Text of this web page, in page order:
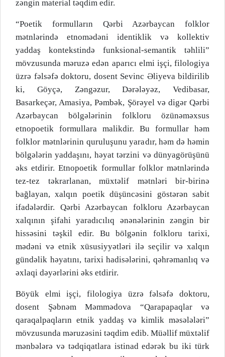
zəngin material təqdim edir.
“Poetik formulların Qərbi Azərbaycan folklor
mətnlərində etnomədəni identiklik və kollektiv
yaddaş kontekstində funksional-semantik təhlili”
mövzusunda məruzə edən aparıcı elmi işçi, filologiya
üzrə fəlsəfə doktoru, dosent Sevinc Əliyeva bildirilib
ki, Göyçə, Zəngəzur, Dərələyəz, Vedibasar,
Basarkeçər, Amasiya, Pəmbək, Şörəyel və digər Qərbi
Azərbaycan bölgələrinin folkloru özünəməxsus
etnopoetik formullara malikdir. Bu formullar həm
folklor mətnlərinin quruluşunu yaradır, həm də həmin
bölgələrin yaddaşını, həyat tərzini və dünyagörüşünü
əks etdirir. Etnopoetik formullar folklor mətnlərində
tez-tez təkrarlanan, müxtəlif mətnləri bir-birinə
bağlayan, xalqın poetik düşüncəsini göstərən sabit
ifadələrdir. Qərbi Azərbaycan folkloru Azərbaycan
xalqının şifahi yaradıcılıq ənənələrinin zəngin bir
hissəsini təşkil edir. Bu bölgənin folkloru tarixi,
mədəni və etnik xüsusiyyətləri ilə seçilir və xalqın
gündəlik həyatını, tarixi hadisələrini, qəhrəmanlıq və
əxlaqi dəyərlərini əks etdirir.
Böyük elmi işçi, filologiya üzrə fəlsəfə doktoru,
dosent Şəbnəm Məmmədova “Qarapapaqlar və
qaraqalpaqların etnik yaddaş və kimlik məsələləri”
mövzusunda məruzəsini təqdim edib. Müəllif müxtəlif
mənbələrə və tədqiqatlara istinad edərək bu iki türk